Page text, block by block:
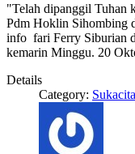
"Telah dipanggil Tuhan
Pdm Hoklin Sihombing
info fari Ferry Siburian
kemarin Minggu. 20
Details
Category: